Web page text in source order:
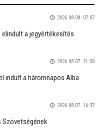
2026.08.08. 07:07
elindult a jegyértékesítés
2026.08.07. 21:58
indult a háromnapos Alba
2026.08.07. 16:37
Szövetségének